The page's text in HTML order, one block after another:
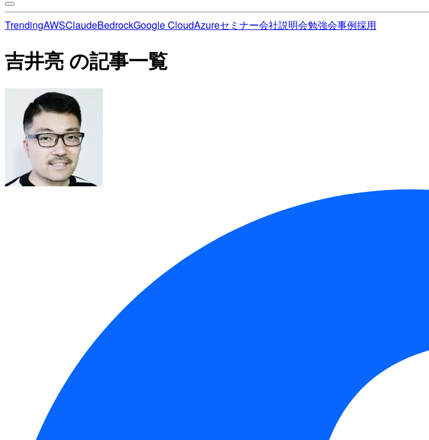
TrendingAWSClaudeBedrockGoogle CloudAzureセミナー会社説明会勉強会事例採用
吉井亮 の記事一覧